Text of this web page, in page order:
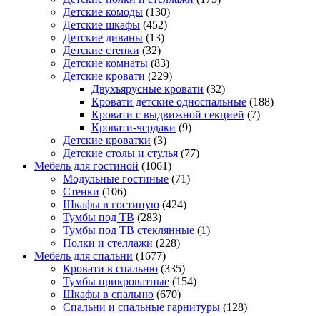
Детские комоды (130)
Детские шкафы (452)
Детские диваны (13)
Детские стенки (32)
Детские комнаты (83)
Детские кровати (229)
Двухъярусные кровати (32)
Кровати детские односпальные (188)
Кровати с выдвижной секцией (7)
Кровати-чердаки (9)
Детские кроватки (3)
Детские столы и стулья (77)
Мебель для гостиной (1061)
Модульные гостиные (71)
Стенки (106)
Шкафы в гостиную (424)
Тумбы под ТВ (283)
Тумбы под ТВ стеклянные (1)
Полки и стеллажи (228)
Мебель для спальни (1677)
Кровати в спальню (335)
Тумбы прикроватные (154)
Шкафы в спальню (670)
Спальни и спальные гарнитуры (128)